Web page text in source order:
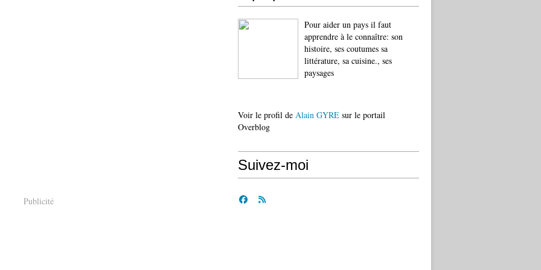
Publicité
Pour aider un pays il faut
apprendre à le connaître: son
histoire, ses coutumes sa
littérature, sa cuisine., ses
paysages
Voir le profil de Alain GYRE sur le portail
Overblog
Suivez-moi